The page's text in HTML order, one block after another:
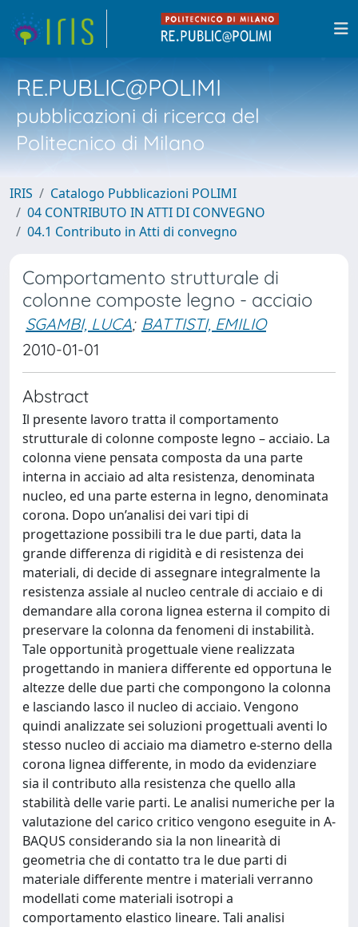
RE.PUBLIC@POLIMI
pubblicazioni di ricerca del
Politecnico di Milano
IRIS
Catalogo Pubblicazioni POLIMI
04 CONTRIBUTO IN ATTI DI CONVEGNO
04.1 Contributo in Atti di convegno
Comportamento strutturale di
colonne composte legno - acciaio
SGAMBI, LUCA; BATTISTI, EMILIO
2010-01-01
Abstract
Il presente lavoro tratta il comportamento
strutturale di colonne composte legno – acciaio. La
colonna viene pensata composta da una parte
interna in acciaio ad alta resistenza, denominata
nucleo, ed una parte esterna in legno, denominata
corona. Dopo un’analisi dei vari tipi di
progettazione possibili tra le due parti, data la
grande differenza di rigidità e di resistenza dei
materiali, di decide di assegnare integralmente la
resistenza assiale al nucleo centrale di acciaio e di
demandare alla corona lignea esterna il compito di
preservare la colonna da fenomeni di instabilità.
Tale opportunità progettuale viene realizzata
progettando in maniera differente ed opportuna le
altezze delle due parti che compongono la colonna
e lasciando lasco il nucleo di acciaio. Vengono
quindi analizzate sei soluzioni progettuali aventi lo
stesso nucleo di acciaio ma diametro e-sterno della
corona lignea differente, in modo da evidenziare
sia il contributo alla resistenza che quello alla
stabilità delle varie parti. Le analisi numeriche per la
valutazione del carico critico vengono eseguite in A-
BAQUS considerando sia la non linearità di
geometria che di contatto tra le due parti di
materiale differente mentre i materiali verranno
modellati come materiali isotropi a
comportamento elastico lineare. Tali analisi